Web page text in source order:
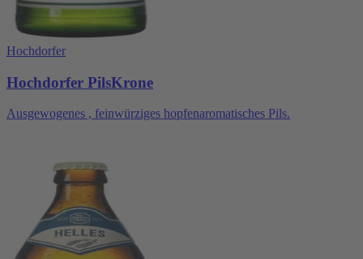
Hochdorfer
Hochdorfer PilsKrone
Ausgewogenes , feinwürziges hopfenaromatisches Pils.